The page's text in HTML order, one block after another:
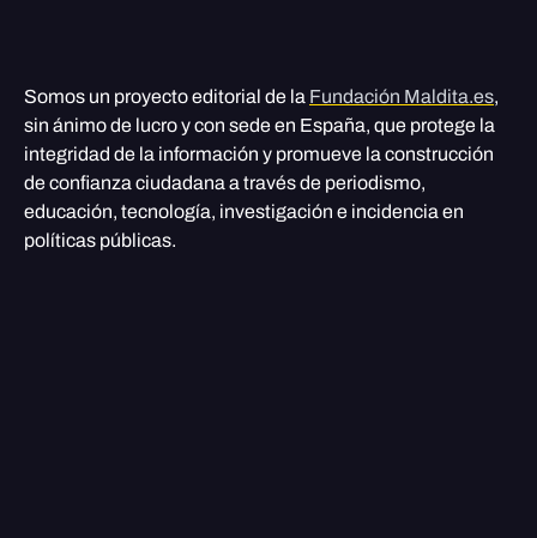
Somos un proyecto editorial de la Fundación Maldita.es,
sin ánimo de lucro y con sede en España, que protege la
integridad de la información y promueve la construcción
de confianza ciudadana a través de periodismo,
educación, tecnología, investigación e incidencia en
políticas públicas.